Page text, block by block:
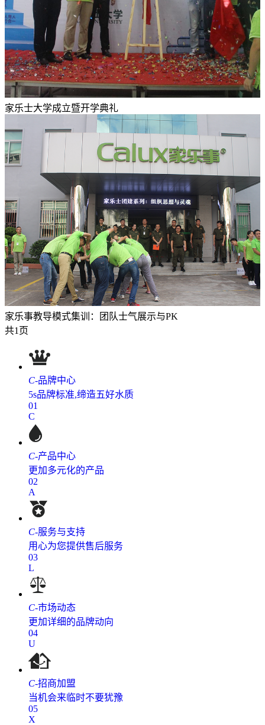
家乐士大学成立暨开学典礼
家乐事教导模式集训：团队士气展示与PK
共1页
C-品牌中心
5s品牌标准,缔造五好水质
01
C
C-产品中心
更加多元化的产品
02
A
C-服务与支持
用心为您提供售后服务
03
L
C-市场动态
更加详细的品牌动向
04
U
C-招商加盟
当机会来临时不要犹豫
05
X